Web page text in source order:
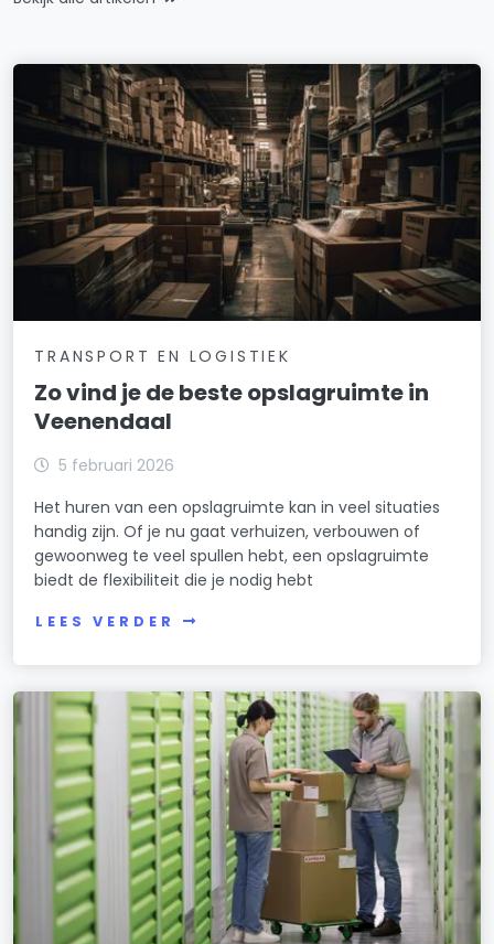
TRANSPORT EN LOGISTIEK
Zo vind je de beste opslagruimte in
Veenendaal
5 februari 2026
Het huren van een opslagruimte kan in veel situaties
handig zijn. Of je nu gaat verhuizen, verbouwen of
gewoonweg te veel spullen hebt, een opslagruimte
biedt de flexibiliteit die je nodig hebt
LEES VERDER